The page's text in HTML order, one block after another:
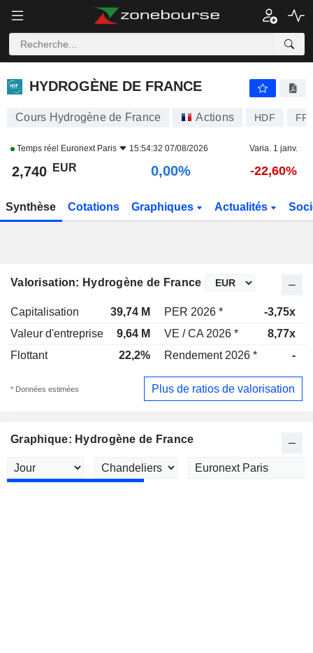
HYDROGÈNE DE FRANCE
HYDROGÈNE DE FRANCE
Cours Hydrogène de France Actions HDF
Temps réel Euronext Paris 15:54:32 07/08/2026 Varia. 1 janv.
2,740 EUR 0,00% -22,60%
Synthèse Cotations Graphiques Actualités
Valorisation: Hydrogène de France
Capitalisation 39,74 M PER 2026 * -3,75x
Valeur d'entreprise
9,64 M VE / CA 2026 * 8,77x
Flottant
22,2% Rendement 2026 * -
* Données estimées Plus de ratios de valorisation
Graphique: Hydrogène de France